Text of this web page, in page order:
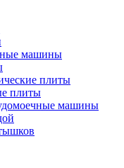
машины
плиты
плиты
машины